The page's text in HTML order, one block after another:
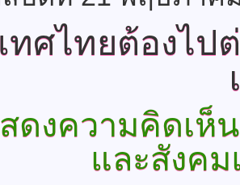
ทศไทยต้องไ
ดงความคิดเห็
และสังค